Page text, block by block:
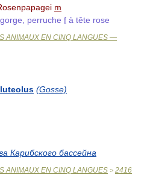
m
perruche f à tête rose
ANIMAUX EN CINQ LANGUES —
(Gosse)
Карибского бассейна
ANIMAUX EN CINQ LANGUES > 2416